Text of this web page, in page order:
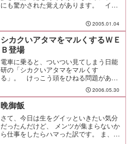
にも驚かされた覚えがあります。 イラ
の値段が変わってるんですね。 なんだ
よ！ ぼったくり？！ と思ったらイン
フレ。 商品につける値札は、０が多い
から省略して書いているくらいでした。
そんなトル...
2005.01.04
シカクいアタマをマルくするＷＥ
Ｂ登場
電車に乗ると、ついつい見てしまう日能
研の「シカクいアタマをマルくす
る」。 けっこう頭をひねる問題があっ
たりして、通勤時の楽しみにしている人
も少なくないようですが、これがＷｅｂ
で提供されるようになりました。
2006.05.30
晩御飯
さて、今日は生をグイッといきたい気分
だったんだけど、 メンツが集まらないか
ら仕事をしたらハマった訳です。 ま、そ